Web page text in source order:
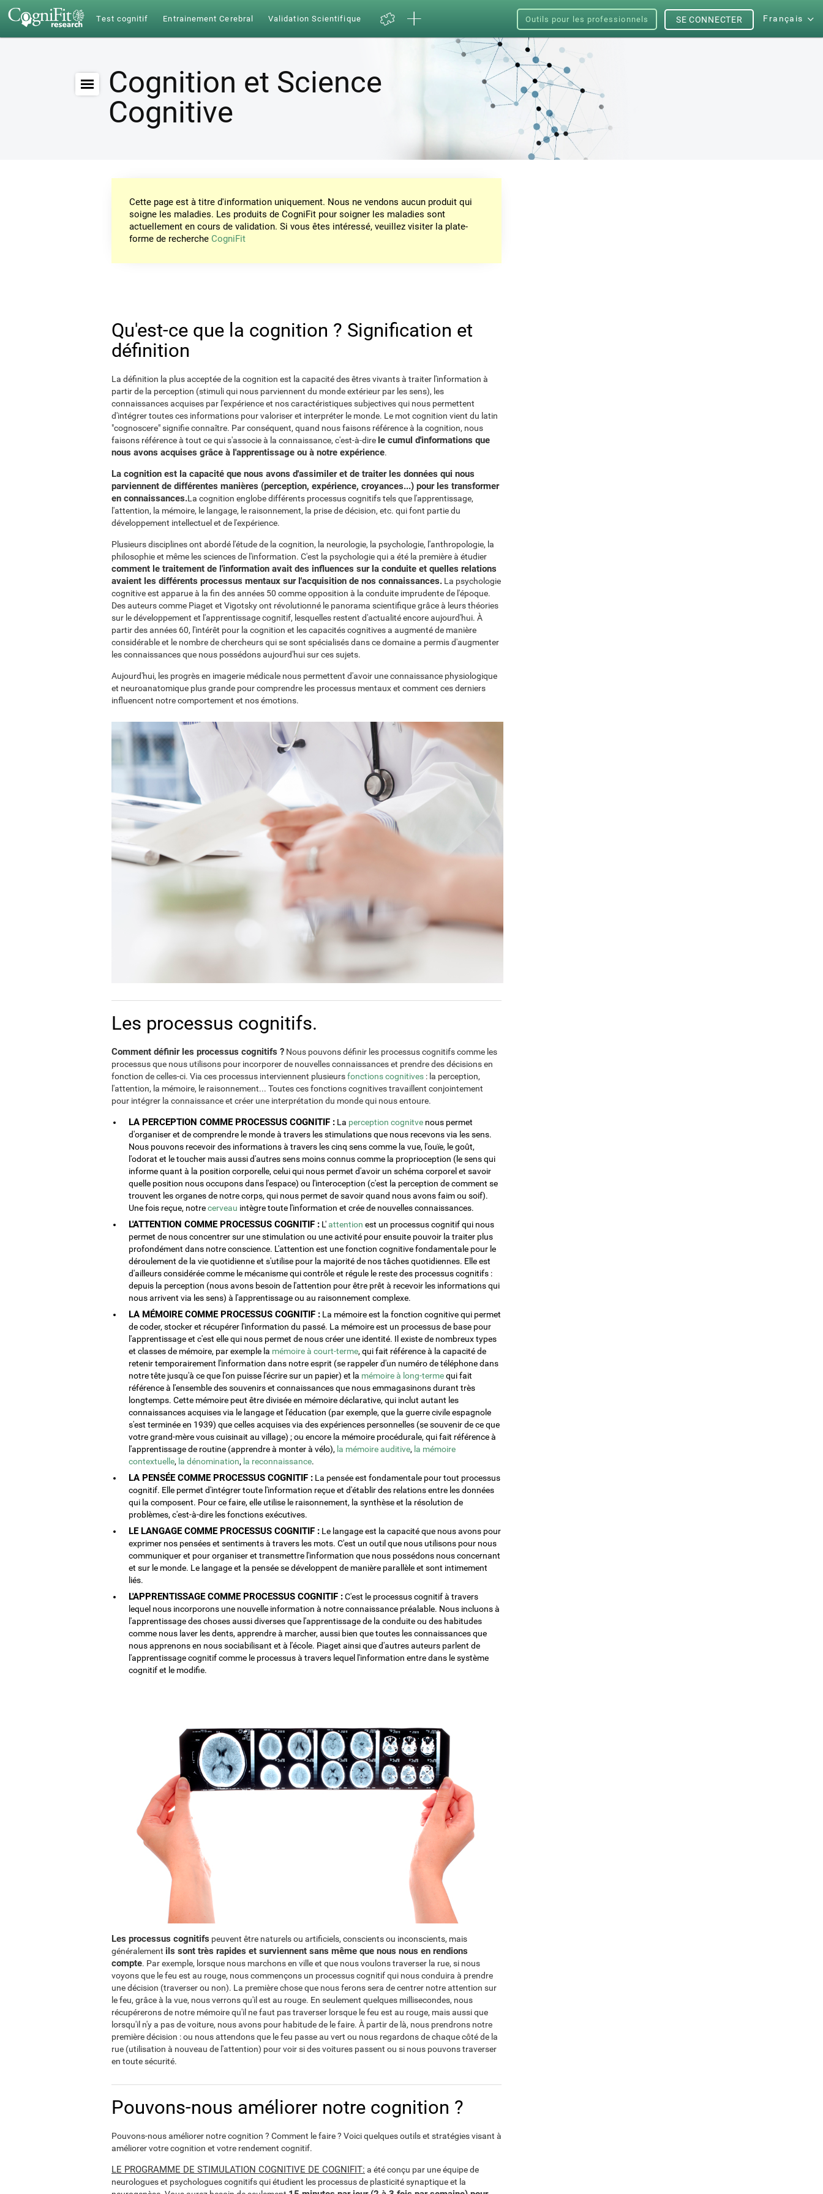
Test cognitif Entrainement Cerebral Validation Scientifique Outils pour les professionnels Français
SE CONNECTER
Cognition et Science
Cognitive
Cette page est à titre d'information uniquement. Nous ne vendons aucun produit qui
soigne les maladies. Les produits de CogniFit pour soigner les maladies sont
actuellement en cours de validation. Si vous êtes intéressé, veuillez visiter la plate-
forme de recherche CogniFit
Qu'est-ce que la cognition ? Signification et
définition
La définition la plus acceptée de la cognition est la capacité des êtres vivants à traiter l'information à
partir de la perception (stimuli qui nous parviennent du monde extérieur par les sens), les
connaissances acquises par l'expérience et nos caractéristiques subjectives qui nous permettent
d'intégrer toutes ces informations pour valoriser et interpréter le monde. Le mot cognition vient du latin
"cognoscere" signifie connaître. Par conséquent, quand nous faisons référence à la cognition, nous
faisons référence à tout ce qui s'associe à la connaissance, c'est-à-dire le cumul d'informations que
nous avons acquises grâce à l'apprentissage ou à notre expérience.
La cognition est la capacité que nous avons d'assimiler et de traiter les données qui nous
parviennent de différentes manières (perception, expérience, croyances...) pour les transformer
en connaissances.La cognition englobe différents processus cognitifs tels que l'apprentissage,
l'attention, la mémoire, le langage, le raisonnement, la prise de décision, etc. qui font partie du
développement intellectuel et de l'expérience.
Plusieurs disciplines ont abordé l'étude de la cognition, la neurologie, la psychologie, l'anthropologie, la
philosophie et même les sciences de l'information. C'est la psychologie qui a été la première à étudier
comment le traitement de l'information avait des influences sur la conduite et quelles relations
avaient les différents processus mentaux sur l'acquisition de nos connaissances. La psychologie
cognitive est apparue à la fin des années 50 comme opposition à la conduite imprudente de l'époque.
Des auteurs comme Piaget et Vigotsky ont révolutionné le panorama scientifique grâce à leurs théories
sur le développement et l'apprentissage cognitif, lesquelles restent d'actualité encore aujourd'hui. À
partir des années 60, l'intérêt pour la cognition et les capacités cognitives a augmenté de manière
considérable et le nombre de chercheurs qui se sont spécialisés dans ce domaine a permis d'augmenter
les connaissances que nous possédons aujourd'hui sur ces sujets.
Aujourd'hui, les progrès en imagerie médicale nous permettent d'avoir une connaissance physiologique
et neuroanatomique plus grande pour comprendre les processus mentaux et comment ces derniers
influencent notre comportement et nos émotions.
Les processus cognitifs.
Comment définir les processus cognitifs ? Nous pouvons définir les processus cognitifs comme les
processus que nous utilisons pour incorporer de nouvelles connaissances et prendre des décisions en
fonction de celles-ci. Via ces processus interviennent plusieursfonctions cognitives : la perception,
l'attention, la mémoire, le raisonnement... Toutes ces fonctions cognitives travaillent conjointement
pour intégrer la connaissance et créer une interprétation du monde qui nous entoure.
LA PERCEPTION COMME PROCESSUS COGNITIF : La perception cognitve nous permet
d'organiser et de comprendre le monde à travers les stimulations que nous recevons via les sens.
Nous pouvons recevoir des informations à travers les cinq sens comme la vue, l'ouïe, le goût,
l'odorat et le toucher mais aussi d'autres sens moins connus comme la proprioception (le sens qui
informe quant à la position corporelle, celui qui nous permet d'avoir un schéma corporel et savoir
quelle position nous occupons dans l'espace) ou l'interoception (c'est la perception de comment se
trouvent les organes de notre corps, qui nous permet de savoir quand nous avons faim ou soif).
Une fois reçue, notrecerveau intègre toute l'information et crée de nouvelles connaissances.
L'ATTENTION COMME PROCESSUS COGNITIF : L'attention est un processus cognitif qui nous
permet de nous concentrer sur une stimulation ou une activité pour ensuite pouvoir la traiter plus
profondément dans notre conscience. L'attention est une fonction cognitive fondamentale pour le
déroulement de la vie quotidienne et s'utilise pour la majorité de nos tâches quotidiennes. Elle est
d'ailleurs considérée comme le mécanisme qui contrôle et régule le reste des processus cognitifs :
depuis la perception (nous avons besoin de l'attention pour être prêt à recevoir les informations qui
nous arrivent via les sens) à l'apprentissage ou au raisonnement complexe.
LA MÉMOIRE COMME PROCESSUS COGNITIF : La mémoire est la fonction cognitive qui permet
de coder, stocker et récupérer l'information du passé. La mémoire est un processus de base pour
l'apprentissage et c'est elle qui nous permet de nous créer une identité. Il existe de nombreux types
et classes de mémoire, par exemple la mémoire à court-terme, qui fait référence à la capacité de
retenir temporairement l'information dans notre esprit (se rappeler d'un numéro de téléphone dans
notre tête jusqu'à ce que l'on puisse l'écrire sur un papier) et la mémoire à long-termequi fait
référence à l'ensemble des souvenirs et connaissances que nous emmagasinons durant très
longtemps. Cette mémoire peut être divisée en mémoire déclarative, qui inclut autant les
connaissances acquises via le langage et l'éducation (par exemple, que la guerre civile espagnole
s'est terminée en 1939) que celles acquises via des expériences personnelles (se souvenir de ce que
votre grand-mère vous cuisinait au village) ; ou encore la mémoire procédurale, qui fait référence à
l'apprentissage de routine (apprendre à monter à vélo), la mémoire auditive, la mémoire
contextuelle, la dénomination, la reconnaissance.
LA PENSÉE COMME PROCESSUS COGNITIF : La pensée est fondamentale pour tout processus
cognitif. Elle permet d'intégrer toute l'information reçue et d'établir des relations entre les données
qui la composent. Pour ce faire, elle utilise le raisonnement, la synthèse et la résolution de
problèmes, c'est-à-dire les fonctions exécutives.
LE LANGAGE COMME PROCESSUS COGNITIF : Le langage est la capacité que nous avons pour
exprimer nos pensées et sentiments à travers les mots. C'est un outil que nous utilisons pour nous
communiquer et pour organiser et transmettre l'information que nous possédons nous concernant
et sur le monde. Le langage et la pensée se développent de manière parallèle et sont intimement
liés.
L'APPRENTISSAGE COMME PROCESSUS COGNITIF :C'est le processus cognitif à travers
lequel nous incorporons une nouvelle information à notre connaissance préalable. Nous incluons à
l'apprentissage des choses aussi diverses que l'apprentissage de la conduite ou des habitudes
comme nous laver les dents, apprendre à marcher, aussi bien que toutes les connaissances que
nous apprenons en nous sociabilisant et à l'école. Piaget ainsi que d'autres auteurs parlent de
l'apprentissage cognitif comme le processus à travers lequel l'information entre dans le système
cognitif et le modifie.
Les processus cognitifs peuvent être naturels ou artificiels, conscients ou inconscients, mais
généralement ils sont très rapides et surviennent sans même que nous nous en rendions
compte. Par exemple, lorsque nous marchons en ville et que nous voulons traverser la rue, si nous
voyons que le feu est au rouge, nous commençons un processus cognitif qui nous conduira à prendre
une décision (traverser ou non). La première chose que nous ferons sera de centrer notre attention sur
le feu, grâce à la vue, nous verrons qu'il est au rouge. En seulement quelques millisecondes, nous
récupérerons de notre mémoire qu'il ne faut pas traverser lorsque le feu est au rouge, mais aussi que
lorsqu'il n'y a pas de voiture, nous avons pour habitude de le faire. À partir de là, nous prendrons notre
première décision : ou nous attendons que le feu passe au vert ou nous regardons de chaque côté de la
rue (utilisation à nouveau de l'attention) pour voir si des voitures passent ou si nous pouvons traverser
en toute sécurité.
Pouvons-nous améliorer notre cognition ?
Pouvons-nous améliorer notre cognition ? Comment le faire ? Voici quelques outils et stratégies visant à
améliorer votre cognition et votre rendement cognitif.
LE PROGRAMME DE STIMULATION COGNITIVE DE COGNIFIT: a été conçu par une équipe de
neurologues et psychologues cognitifs qui étudient les processus de plasticité synaptique et la